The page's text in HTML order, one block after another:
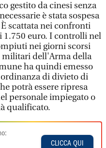
gestito da cinesi senza
è stata sospesa
scattata nei confronti
euro. I controlli nel
nei giorni scorsi
militari dell'Arma della
ha quindi emesso
di divieto di
potrà essere ripresa
personale impiegato o
qualificato.
CLICCA QUI